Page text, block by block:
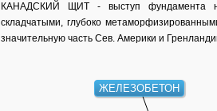
КАНАДСКИЙ ЩИТ - выступ фундамента
складчатыми, глубоко
значительную часть Сев. Америки и
ЖЕЛЕЗОБЕТОН